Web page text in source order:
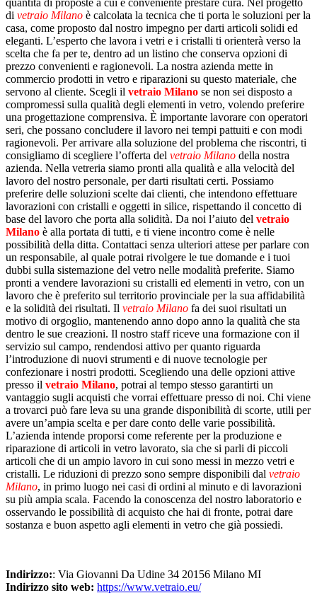
di vetraio Milano è calcolata la tecnica che ti porta le soluzioni per la
casa, come proposto dal nostro impegno per darti articoli solidi ed
eleganti. L’esperto che lavora i vetri e i cristalli ti orienterà verso la
scelta che fa per te, dentro ad un listino che conserva opzioni di
prezzo convenienti e ragionevoli. La nostra azienda mette in
commercio prodotti in vetro e riparazioni su questo materiale, che
servono al cliente. Scegli il vetraio Milano se non sei disposto a
compromessi sulla qualità degli elementi in vetro, volendo preferire
una progettazione comprensiva. È importante lavorare con operatori
seri, che possano concludere il lavoro nei tempi pattuiti e con modi
ragionevoli. Per arrivare alla soluzione del problema che riscontri, ti
consigliamo di scegliere l’offerta del vetraio Milano della nostra
azienda. Nella vetreria siamo pronti alla qualità e alla velocità del
lavoro del nostro personale, per darti risultati certi. Possiamo
preferire delle soluzioni scelte dai clienti, che intendono effettuare
lavorazioni con cristalli e oggetti in silice, rispettando il concetto di
base del lavoro che porta alla solidità. Da noi l’aiuto del vetraio
Milano è alla portata di tutti, e ti viene incontro come è nelle
possibilità della ditta. Contattaci senza ulteriori attese per parlare con
un responsabile, al quale potrai rivolgere le tue domande e i tuoi
dubbi sulla sistemazione del vetro nelle modalità preferite. Siamo
pronti a vendere lavorazioni su cristalli ed elementi in vetro, con un
lavoro che è preferito sul territorio provinciale per la sua affidabilità
e la solidità dei risultati. Il vetraio Milano fa dei suoi risultati un
motivo di orgoglio, mantenendo anno dopo anno la qualità che sta
dentro le sue creazioni. Il nostro staff riceve una formazione con il
servizio sul campo, rendendosi attivo per quanto riguarda
l’introduzione di nuovi strumenti e di nuove tecnologie per
confezionare i nostri prodotti. Scegliendo una delle opzioni attive
presso il vetraio Milano, potrai al tempo stesso garantirti un
vantaggio sugli acquisti che vorrai effettuare presso di noi. Chi viene
a trovarci può fare leva su una grande disponibilità di scorte, utili per
avere un’ampia scelta e per dare conto delle varie possibilità.
L’azienda intende proporsi come referente per la produzione e
riparazione di articoli in vetro lavorato, sia che si parli di piccoli
articoli che di un ampio lavoro in cui sono messi in mezzo vetri e
cristalli. Le riduzioni di prezzo sono sempre disponibili dal vetraio
Milano, in primo luogo nei casi di ordini al minuto e di lavorazioni
su più ampia scala. Facendo la conoscenza del nostro laboratorio e
osservando le possibilità di acquisto che hai di fronte, potrai dare
sostanza e buon aspetto agli elementi in vetro che già possiedi.
Indirizzo:: Via Giovanni Da Udine 34 20156 Milano MI
Indirizzo sito web: https://www.vetraio.eu/